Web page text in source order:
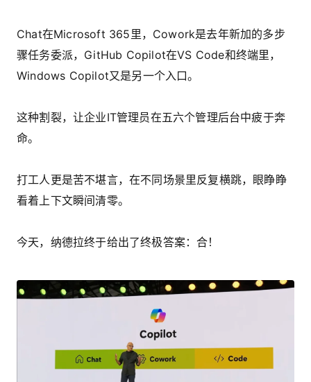
Chat在Microsoft 365里，Cowork是去年新加的多步
骤任务委派，GitHub Copilot在VS Code和终端里，
Windows Copilot又是另一个入口。
这种割裂，让企业IT管理员在五六个管理后台中疲于奔
命。
打工人更是苦不堪言，在不同场景里反复横跳，眼睁睁
看着上下文瞬间清零。
今天，纳德拉终于给出了终极答案：合！